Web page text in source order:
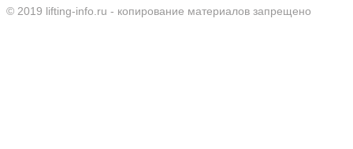
© 2019 lifting-info.ru - копирование материалов запрещено